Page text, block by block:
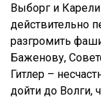
Выборг и
действительно
разгромить
Баженову,
Гитлер –
дойти до Волги,